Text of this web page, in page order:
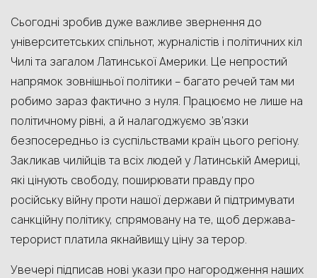
Сьогодні зробив дуже важливе звернення до
університетських спільнот, журналістів і політичних кіл
Чилі та загалом Латинської Америки. Це непростий
напрямок зовнішньої політики – багато речей там ми
робимо зараз фактично з нуля. Працюємо не лише на
політичному рівні, а й налагоджуємо зв’язки
безпосередньо із суспільствами країн цього регіону.
Закликав чилійців та всіх людей у Латинській Америці,
які цінують свободу, поширювати правду про
російську війну проти нашої держави й підтримувати
санкційну політику, спрямовану на те, щоб держава-
терорист платила якнайвищу ціну за терор.
Увечері підписав нові укази про нагородження наших